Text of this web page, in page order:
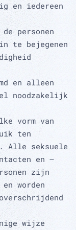
en iedereen
personen
te bejegenen
en alleen
noodzakelijk
vorm van
ten
Alle seksuele
en –
zijn
worden
wijze